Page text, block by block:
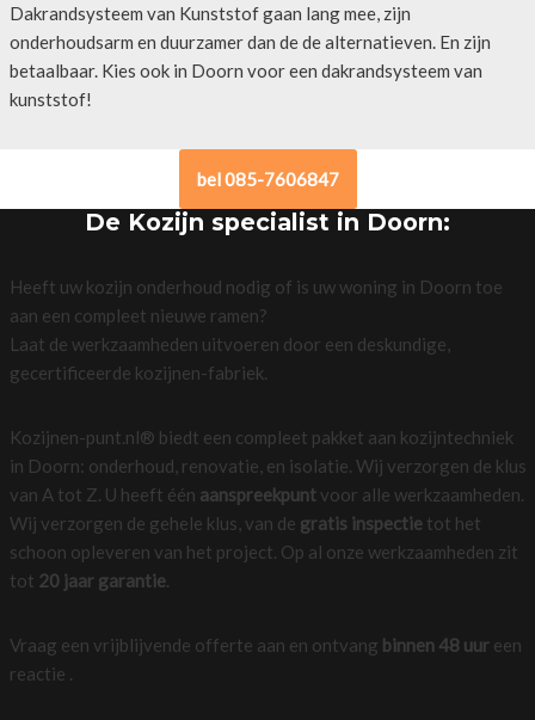
Dakrandsysteem van Kunststof gaan lang mee, zijn
onderhoudsarm en duurzamer dan de de alternatieven. En zijn
betaalbaar. Kies ook in Doorn voor een dakrandsysteem van
kunststof!
bel 085-7606847
De Kozijn specialist in Doorn:
Heeft uw kozijn onderhoud nodig of is uw woning in Doorn toe
aan een compleet nieuwe ramen?
Laat de werkzaamheden uitvoeren door een deskundige,
gecertificeerde kozijnen-fabriek.
Kozijnen-punt.nl® biedt een compleet pakket aan kozijntechniek
in Doorn: onderhoud, renovatie, en isolatie. Wij verzorgen de klus
van A tot Z. U heeft één aanspreekpuntvoor alle werkzaamheden.
Wij verzorgen de gehele klus, van de gratis inspectietot het
schoon opleveren van het project. Op al onze werkzaamheden zit
tot 20 jaar garantie.
Vraag een vrijblijvende offerte aan en ontvang binnen 48 uureen
reactie .